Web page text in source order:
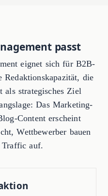
passt
eignet sich für B2B-
Redaktionskapazität, die
als strategisches Ziel
Das Marketing-
Content erscheint
Wettbewerber bauen
Traffic auf.